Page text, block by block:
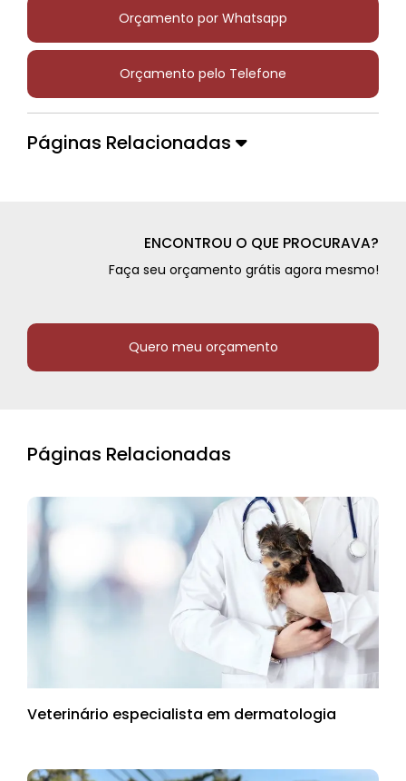
Orçamento por Whatsapp
Orçamento pelo Telefone
Páginas Relacionadas
ENCONTROU O QUE PROCURAVA?
Faça seu orçamento grátis agora mesmo!
Quero meu orçamento
Páginas Relacionadas
Veterinário especialista em dermatologia